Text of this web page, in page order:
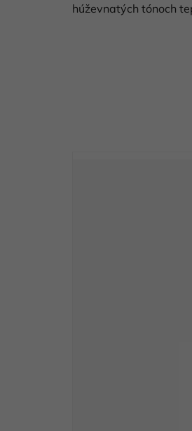
húževnatých tónoch